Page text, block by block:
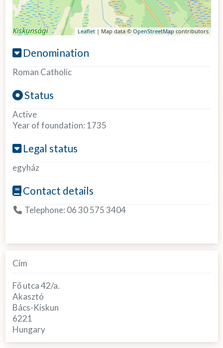
Leaflet| Map data © OpenStreetMapcontributors
Denomination
Roman Catholic
Status
Active
Year of foundation: 1735
Legal status
egyház
Contact details
Telephone: 06 30 575 3404
Cím
Fő utca 42/a.
Akasztó
Bács-Kiskun
6221
Hungary